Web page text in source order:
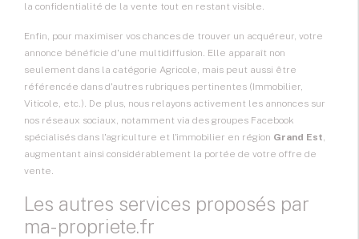
la confidentialité de la vente tout en restant visible.
Enfin, pour maximiser vos chances de trouver un acquéreur, votre
annonce bénéficie d'une multidiffusion. Elle apparaît non
seulement dans la catégorie Agricole, mais peut aussi être
référencée dans d'autres rubriques pertinentes (Immobilier,
Viticole, etc.). De plus, nous relayons activement les annonces sur
nos réseaux sociaux, notamment via des groupes Facebook
spécialisés dans l'agriculture et l'immobilier en région Grand Est,
augmentant ainsi considérablement la portée de votre offre de
vente.
Les autres services proposés par
ma-propriete.fr